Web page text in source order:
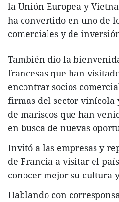
la Unión Europea y
ha convertido en uno de
comerciales y de
También dio la
francesas que han
encontrar socios
firmas del sector vinícola
de mariscos que han
en busca de nuevas
Invitó a las empresas y
de Francia a visitar el
conocer mejor su cultura
Hablando con